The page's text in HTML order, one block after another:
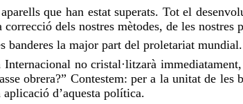
que han estat superats. Tot el
dels nostres mètodes, de les nostres
la major part del proletariat
no cristal·litzarà
obrera?” Contestem: per a la unitat de
d’aquesta política.